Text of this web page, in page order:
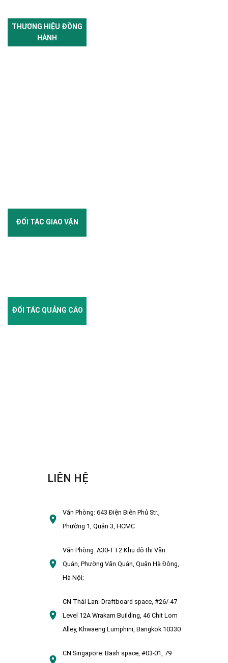
THƯƠNG HIỆU ĐỒNG
HÀNH
ĐỐI TÁC GIAO VẬN
ĐỐI TÁC QUẢNG CÁO
LIÊN HỆ
Văn Phòng:643 Điện Biên Phủ Str.,
Phường 1, Quận 3, HCMC
Văn Phòng:A30-TT2 Khu đô thị Văn
Quán, Phường Văn Quán, Quận Hà Đông,
Hà Nội;
CN Thái Lan: Draftboard space, #26/-47
Level 12A Wrakarn Building, 46 Chit Lom
Alley, Khwaeng Lumphini, Bangkok 10330
CN Singapore: Bash space, #03-01, 79